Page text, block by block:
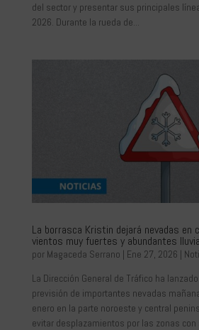
del sector y presentar sus principales
2026. Durante la rueda de...
La borrasca Kristin dejará nevadas en
vientos muy fuertes y abundantes
por Magaceda Serrano | Ene 27, 2026 |
La Dirección General de Tráfico ha
previsión de importantes nevadas
enero en la parte noroeste y central
evitar desplazamientos por las zonas